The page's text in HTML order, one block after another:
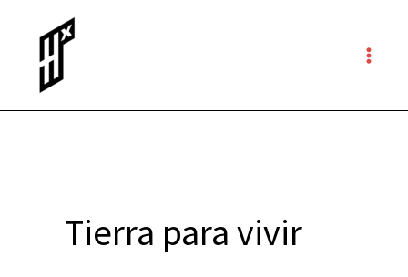
contenido
Tierra para vivir